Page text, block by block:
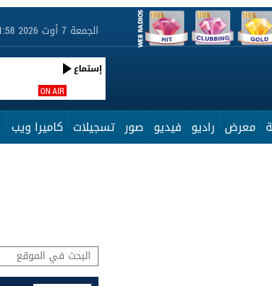
الجمعة 7 أوت 2026 23:41:59
ON AIR
إستماع
معرض راديو فيديو صور تسجيلات كاميرا ويب